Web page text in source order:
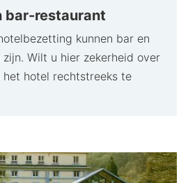
bar-restaurant
kunnen bar en
Wilt u hier zekerheid over
hotel rechtstreeks te